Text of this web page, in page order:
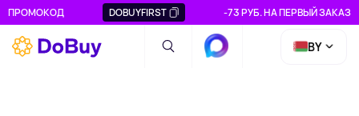
ПРОМОКОД DOBUYFIRST -73 РУБ. НА ПЕРВЫЙ ЗАКАЗ
BY